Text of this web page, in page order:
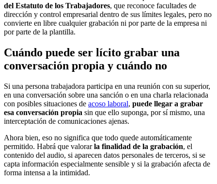
del Estatuto de los Trabajadores, que reconoce facultades de
dirección y control empresarial dentro de sus límites legales, pero no
convierte en libre cualquier grabación ni por parte de la empresa ni
por parte de la plantilla.
Cuándo puede ser lícito grabar una
conversación propia y cuándo no
Si una persona trabajadora participa en una reunión con su superior,
en una conversación sobre una sanción o en una charla relacionada
con posibles situaciones de acoso laboral, puede llegar a grabar
esa conversación propia sin que ello suponga, por sí mismo, una
interceptación de comunicaciones ajenas.
Ahora bien, eso no significa que todo quede automáticamente
permitido. Habrá que valorarla finalidad de la grabación, el
contenido del audio, si aparecen datos personales de terceros, si se
capta información especialmente sensible y si la grabación afecta de
forma intensa a la intimidad.